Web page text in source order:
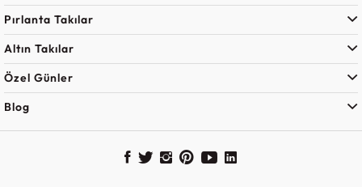
Pırlanta Takılar
Altın Takılar
Özel Günler
Blog